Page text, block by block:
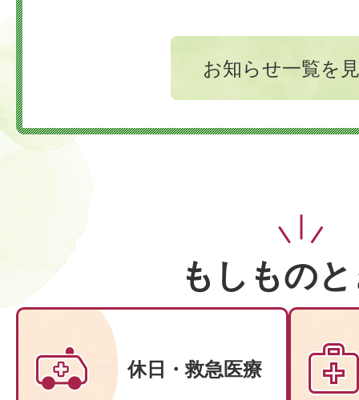
お知らせ一覧を
もしもの
休日・救急医療